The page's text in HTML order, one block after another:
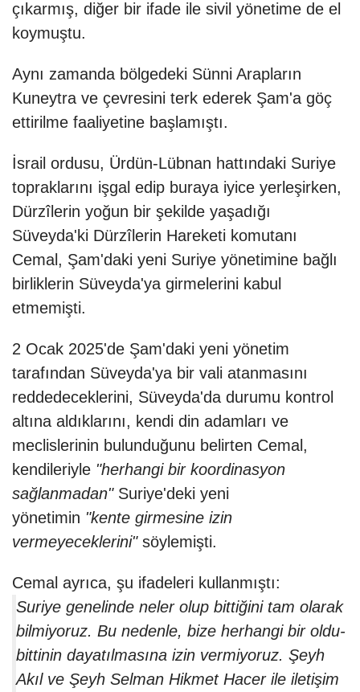
çıkarmış, diğer bir ifade ile sivil yönetime de el
koymuştu.
Aynı zamanda bölgedeki Sünni Arapların
Kuneytra ve çevresini terk ederek Şam'a göç
ettirilme faaliyetine başlamıştı.
İsrail ordusu, Ürdün-Lübnan hattındaki Suriye
topraklarını işgal edip buraya iyice yerleşirken,
Dürzîlerin yoğun bir şekilde yaşadığı
Süveyda'ki Dürzîlerin Hareketi komutanı
Cemal, Şam'daki yeni Suriye yönetimine bağlı
birliklerin Süveyda'ya girmelerini kabul
etmemişti.
2 Ocak 2025'de Şam'daki yeni yönetim
tarafından Süveyda'ya bir vali atanmasını
reddedeceklerini, Süveyda'da durumu kontrol
altına aldıklarını, kendi din adamları ve
meclislerinin bulunduğunu belirten Cemal,
kendileriyle "herhangi bir koordinasyon
sağlanmadan" Suriye'deki yeni
yönetimin "kente girmesine izin
vermeyeceklerini"söylemişti.
Cemal ayrıca, şu ifadeleri kullanmıştı:
Suriye genelinde neler olup bittiğini tam olarak
bilmiyoruz. Bu nedenle, bize herhangi bir oldu-
bittinin dayatılmasına izin vermiyoruz. Şeyh
Akıl ve Şeyh Selman Hikmet Hacer ile iletişim